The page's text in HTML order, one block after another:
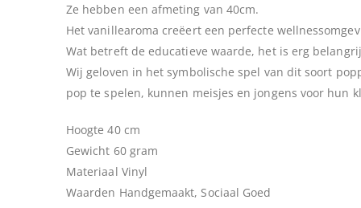
Ze hebben een afmeting van 40cm.
Het vanillearoma creëert een perfecte
Wat betreft de educatieve waarde, het is erg
Wij geloven in het symbolische spel van dit soort
pop te spelen, kunnen meisjes en jongens voor hun
Hoogte 40 cm
Gewicht 60 gram
Materiaal Vinyl
Waarden Handgemaakt, Sociaal Goed